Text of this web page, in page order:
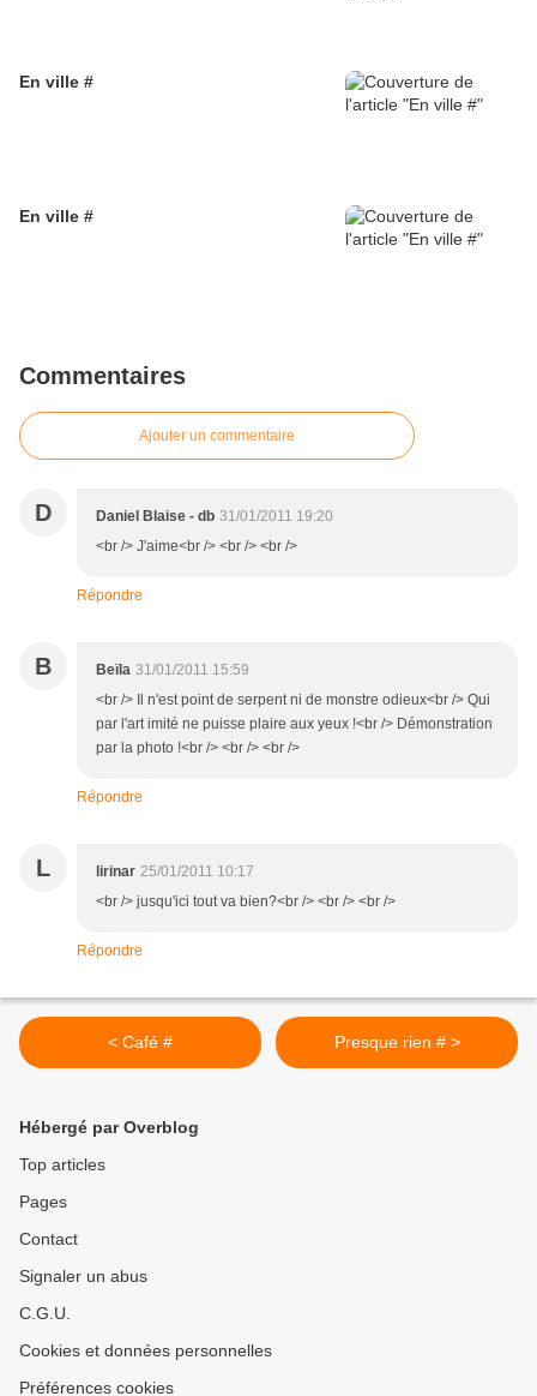
En ville #
En ville #
Commentaires
Ajouter un commentaire
D Daniel Blaise - db 31/01/2011 19:20
<br /> J'aime<br /> <br /> <br />
Répondre
B Beïla 31/01/2011 15:59
<br /> Il n'est point de serpent ni de monstre odieux<br /> Qui
par l'art imité ne puisse plaire aux yeux !<br /> Démonstration
par la photo !<br /> <br /> <br />
Répondre
L lirinar 25/01/2011 10:17
<br /> jusqu'ici tout va bien?<br /> <br /> <br />
Répondre
< Café # Presque rien # >
Hébergé par Overblog
Top articles
Pages
Contact
Signaler un abus
C.G.U.
Cookies et données personnelles
Préférences cookies